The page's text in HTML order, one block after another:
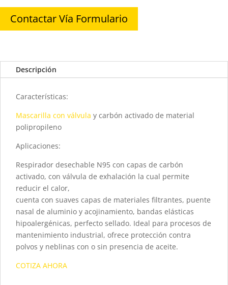
Contactar Vía Formulario
Descripción
Características:
Mascarilla con válvula y carbón activado de material
polipropileno
Aplicaciones:
Respirador desechable N95 con capas de carbón
activado, con válvula de exhalación la cual permite
reducir el calor,
cuenta con suaves capas de materiales filtrantes, puente
nasal de aluminio y acojinamiento, bandas elásticas
hipoalergénicas, perfecto sellado. Ideal para procesos de
mantenimiento industrial, ofrece protección contra
polvos y neblinas con o sin presencia de aceite.
COTIZA AHORA